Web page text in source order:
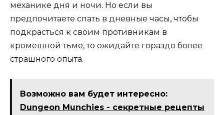
механике дня и ночи. Но если вы
предпочитаете спать в дневные часы, чтобы
подкрасться к своим противникам в
кромешной тьме, то ожидайте гораздо более
страшного опыта.
Возможно вам будет интересно:
Dungeon Munchies - cекретные рецепты